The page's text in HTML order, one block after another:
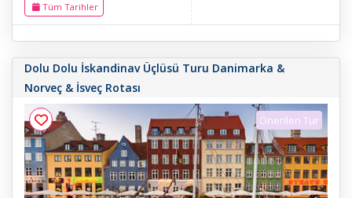
Tüm Tarihler
Dolu Dolu İskandinav Üçlüsü Turu Danimarka &
Norveç & İsveç Rotası
Önerilen Tur